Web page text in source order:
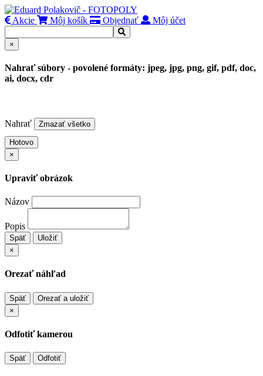
Akcie Môj košík Objednať Môj účet
×
Nahrať súbory - povolené formáty: jpeg, jpg, png, gif, pdf, doc,
ai, docx, cdr
Nahrať Zmazať všetko
Hotovo
×
Upraviť obrázok
Názov
Popis
Späť
Uložiť
×
Orezať náhľad
Späť
Orezať a uložiť
×
Odfotiť kamerou
Späť Odfotiť